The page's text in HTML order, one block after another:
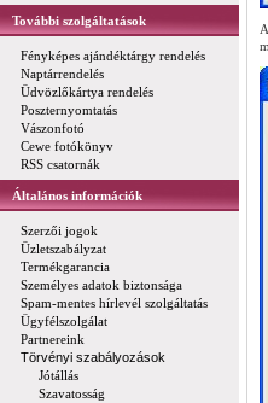
További szolgáltatások
Fényképes ajándéktárgy rendelés
Naptárrendelés
Üdvözlőkártya rendelés
Poszternyomtatás
Vászonfotó
Cewe fotókönyv
RSS csatornák
Általános információk
Szerzői jogok
Üzletszabályzat
Termékgarancia
Személyes adatok biztonsága
Spam-mentes hírlevél szolgáltatás
Ügyfélszolgálat
Partnereink
Törvényi szabályozások
Jótállás
Szavatosság